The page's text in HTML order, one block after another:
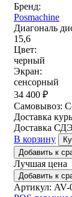
Бренд:
Posmachine
Диагональ
15,6
Цвет:
черный
Экран:
сенсорный
34 400 ₽
Самовывоз:
Доставка
Доставка
В корзину
Добавить к
Лучшая цена
Добавить к
Артикул: AV-